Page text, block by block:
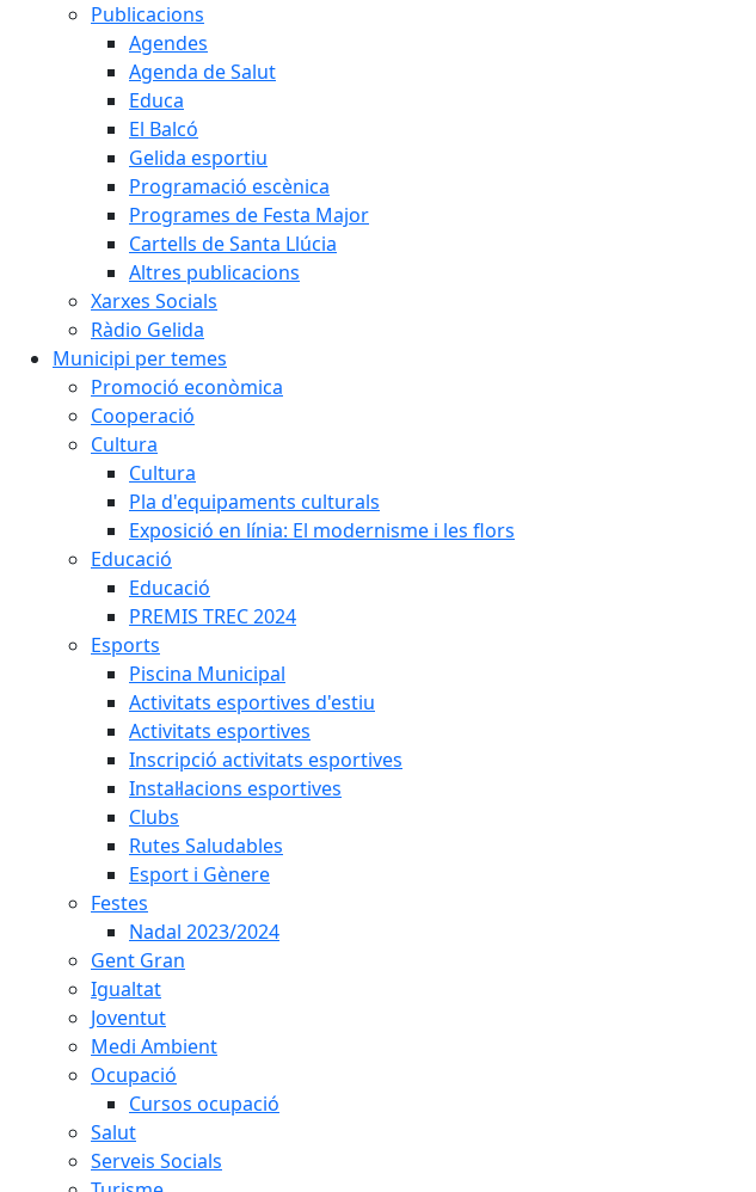
Publicacions
Agendes
Agenda de Salut
Educa
El Balcó
Gelida esportiu
Programació escènica
Programes de Festa Major
Cartells de Santa Llúcia
Altres publicacions
Xarxes Socials
Ràdio Gelida
Municipi per temes
Promoció econòmica
Cooperació
Cultura
Cultura
Pla d'equipaments culturals
Exposició en línia: El modernisme i les flors
Educació
Educació
PREMIS TREC 2024
Esports
Piscina Municipal
Activitats esportives d'estiu
Activitats esportives
Inscripció activitats esportives
Instal·lacions esportives
Clubs
Rutes Saludables
Esport i Gènere
Festes
Nadal 2023/2024
Gent Gran
Igualtat
Joventut
Medi Ambient
Ocupació
Cursos ocupació
Salut
Serveis Socials